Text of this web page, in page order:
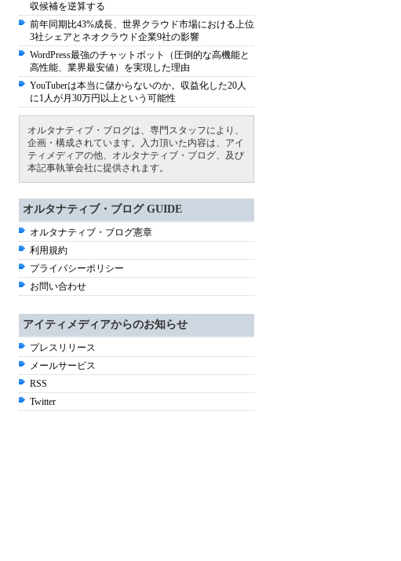
収候補を逆算する
前年同期比43%成長、世界クラウド市場における上位
3社シェアとネオクラウド企業9社の影響
WordPress最強のチャットボット（圧倒的な高機能と
高性能、業界最安値）を実現した理由
YouTuberは本当に儲からないのか。収益化した20人
に1人が月30万円以上という可能性
オルタナティブ・ブログは、専門スタッフにより、
企画・構成されています。入力頂いた内容は、アイ
ティメディアの他、オルタナティブ・ブログ、及び
本記事執筆会社に提供されます。
オルタナティブ・ブログ GUIDE
オルタナティブ・ブログ憲章
利用規約
プライバシーポリシー
お問い合わせ
アイティメディアからのお知らせ
プレスリリース
メールサービス
RSS
Twitter